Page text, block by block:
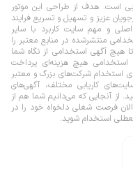
است. هدف از طراحی این موتور
عزیز و تسهیل و تسریع فرایند
و مهم سایت کاربرد با سایر
منتشرشده در منابع معتبر را
هیچ آگهی استخدامی از نگاه شما
هیچ هزینه‌ای پرداخت
استخدام شرکت‌های بزرگ و معتبر
کاریابی مختلف، آگهی‌های
از آنجایی که می‌دانیم شما هم از
فرصت شغلی دلخواه خود را در
استخدام شوید.